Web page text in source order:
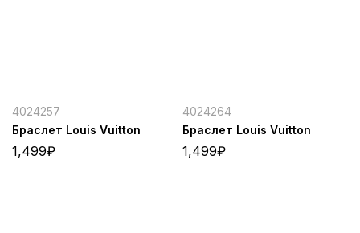
4024257
Браслет Louis Vuitton
1,499₽
4024264
Браслет Louis Vuitton
1,499₽